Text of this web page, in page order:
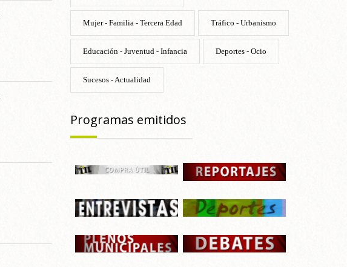
Mujer - Familia - Tercera Edad Tráfico - Urbanismo
Educación - Juventud - Infancia Deportes - Ocio
Sucesos - Actualidad
Programas emitidos